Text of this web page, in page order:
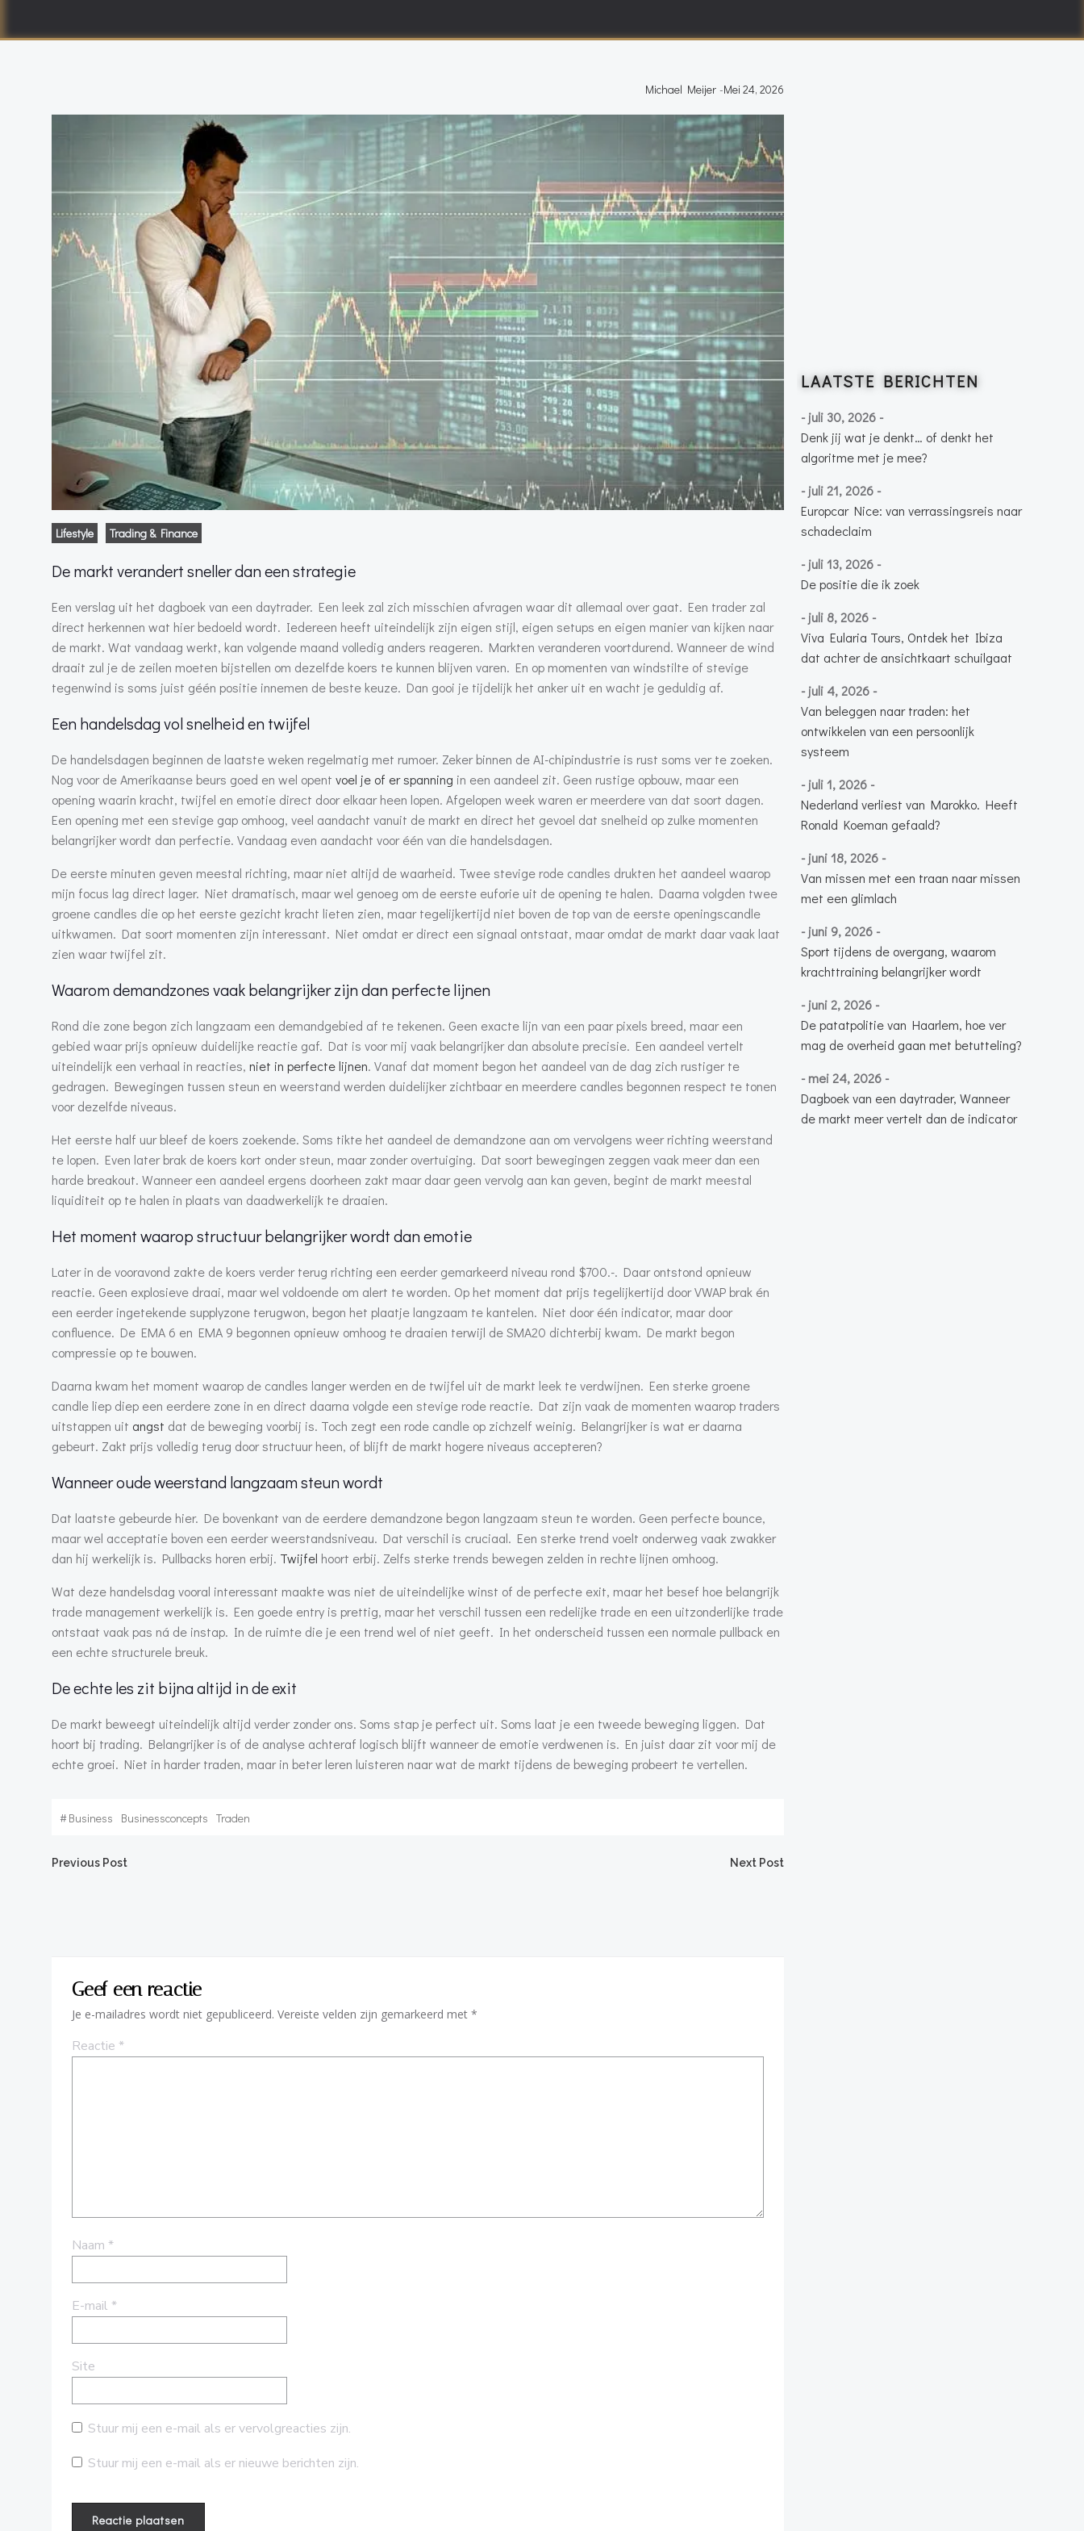
Michael Meijer -Mei 24, 2026
Lifestyle Trading & Finance
De markt verandert sneller dan een strategie
Een verslag uit het dagboek van een daytrader. Een leek zal zich misschien afvragen waar dit allemaal over gaat. Een trader zal
direct herkennen wat hier bedoeld wordt. Iedereen heeft uiteindelijk zijn eigen stijl, eigen setups en eigen manier van kijken naar
de markt. Wat vandaag werkt, kan volgende maand volledig anders reageren. Markten veranderen voortdurend. Wanneer de wind
draait zul je de zeilen moeten bijstellen om dezelfde koers te kunnen blijven varen. En op momenten van windstilte of stevige
tegenwind is soms juist géén positie innemen de beste keuze. Dan gooi je tijdelijk het anker uit en wacht je geduldig af.
Een handelsdag vol snelheid en twijfel
De handelsdagen beginnen de laatste weken regelmatig met rumoer. Zeker binnen de AI-chipindustrie is rust soms ver te zoeken.
Nog voor de Amerikaanse beurs goed en wel opent voel je of er spanning in een aandeel zit. Geen rustige opbouw, maar een
opening waarin kracht, twijfel en emotie direct door elkaar heen lopen. Afgelopen week waren er meerdere van dat soort dagen.
Een opening met een stevige gap omhoog, veel aandacht vanuit de markt en direct het gevoel dat snelheid op zulke momenten
belangrijker wordt dan perfectie. Vandaag even aandacht voor één van die handelsdagen.
De eerste minuten geven meestal richting, maar niet altijd de waarheid. Twee stevige rode candles drukten het aandeel waarop
mijn focus lag direct lager. Niet dramatisch, maar wel genoeg om de eerste euforie uit de opening te halen. Daarna volgden twee
groene candles die op het eerste gezicht kracht lieten zien, maar tegelijkertijd niet boven de top van de eerste openingscandle
uitkwamen. Dat soort momenten zijn interessant. Niet omdat er direct een signaal ontstaat, maar omdat de markt daar vaak laat
zien waar twijfel zit.
Waarom demandzones vaak belangrijker zijn dan perfecte lijnen
Rond die zone begon zich langzaam een demandgebied af te tekenen. Geen exacte lijn van een paar pixels breed, maar een
gebied waar prijs opnieuw duidelijke reactie gaf. Dat is voor mij vaak belangrijker dan absolute precisie. Een aandeel vertelt
uiteindelijk een verhaal in reacties, niet in perfecte lijnen. Vanaf dat moment begon het aandeel van de dag zich rustiger te
gedragen. Bewegingen tussen steun en weerstand werden duidelijker zichtbaar en meerdere candles begonnen respect te tonen
voor dezelfde niveaus.
Het eerste half uur bleef de koers zoekende. Soms tikte het aandeel de demandzone aan om vervolgens weer richting weerstand
te lopen. Even later brak de koers kort onder steun, maar zonder overtuiging. Dat soort bewegingen zeggen vaak meer dan een
harde breakout. Wanneer een aandeel ergens doorheen zakt maar daar geen vervolg aan kan geven, begint de markt meestal
liquiditeit op te halen in plaats van daadwerkelijk te draaien.
Het moment waarop structuur belangrijker wordt dan emotie
Later in de vooravond zakte de koers verder terug richting een eerder gemarkeerd niveau rond $700.-. Daar ontstond opnieuw
reactie. Geen explosieve draai, maar wel voldoende om alert te worden. Op het moment dat prijs tegelijkertijd door VWAP brak én
een eerder ingetekende supplyzone terugwon, begon het plaatje langzaam te kantelen. Niet door één indicator, maar door
confluence. De EMA 6 en EMA 9 begonnen opnieuw omhoog te draaien terwijl de SMA20 dichterbij kwam. De markt begon
compressie op te bouwen.
Daarna kwam het moment waarop de candles langer werden en de twijfel uit de markt leek te verdwijnen. Een sterke groene
candle liep diep een eerdere zone in en direct daarna volgde een stevige rode reactie. Dat zijn vaak de momenten waarop traders
uitstappen uit angst dat de beweging voorbij is. Toch zegt een rode candle op zichzelf weinig. Belangrijker is wat er daarna
gebeurt. Zakt prijs volledig terug door structuur heen, of blijft de markt hogere niveaus accepteren?
Wanneer oude weerstand langzaam steun wordt
Dat laatste gebeurde hier. De bovenkant van de eerdere demandzone begon langzaam steun te worden. Geen perfecte bounce,
maar wel acceptatie boven een eerder weerstandsniveau. Dat verschil is cruciaal. Een sterke trend voelt onderweg vaak zwakker
dan hij werkelijk is. Pullbacks horen erbij. Twijfel hoort erbij. Zelfs sterke trends bewegen zelden in rechte lijnen omhoog.
Wat deze handelsdag vooral interessant maakte was niet de uiteindelijke winst of de perfecte exit, maar het besef hoe belangrijk
trade management werkelijk is. Een goede entry is prettig, maar het verschil tussen een redelijke trade en een uitzonderlijke trade
ontstaat vaak pas ná de instap. In de ruimte die je een trend wel of niet geeft. In het onderscheid tussen een normale pullback en
een echte structurele breuk.
De echte les zit bijna altijd in de exit
De markt beweegt uiteindelijk altijd verder zonder ons. Soms stap je perfect uit. Soms laat je een tweede beweging liggen. Dat
hoort bij trading. Belangrijker is of de analyse achteraf logisch blijft wanneer de emotie verdwenen is. En juist daar zit voor mij de
echte groei. Niet in harder traden, maar in beter leren luisteren naar wat de markt tijdens de beweging probeert te vertellen.
#Business Businessconcepts Traden
Bericht
Previous Post Next Post
Geef een reactie
Je e-mailadres wordt niet gepubliceerd. Vereiste velden zijn gemarkeerd met *
Reactie *
Naam *
E-mail *
Site
Stuur mij een e-mail als er vervolgreacties zijn.
Stuur mij een e-mail als er nieuwe berichten zijn.
LAATSTE BERICHTEN
- juli 30, 2026 -
Denk jij wat je denkt… of denkt het
algoritme met je mee?
- juli 21, 2026 -
Europcar Nice: van verrassingsreis naar
schadeclaim
- juli 13, 2026 -
De positie die ik zoek
- juli 8, 2026 -
Viva Eularia Tours, Ontdek het Ibiza
dat achter de ansichtkaart schuilgaat
- juli 4, 2026 -
Van beleggen naar traden: het
ontwikkelen van een persoonlijk
systeem
- juli 1, 2026 -
Nederland verliest van Marokko. Heeft
Ronald Koeman gefaald?
- juni 18, 2026 -
Van missen met een traan naar missen
met een glimlach
- juni 9, 2026 -
Sport tijdens de overgang, waarom
krachttraining belangrijker wordt
- juni 2, 2026 -
De patatpolitie van Haarlem, hoe ver
mag de overheid gaan met betutteling?
- mei 24, 2026 -
Dagboek van een daytrader, Wanneer
de markt meer vertelt dan de indicator